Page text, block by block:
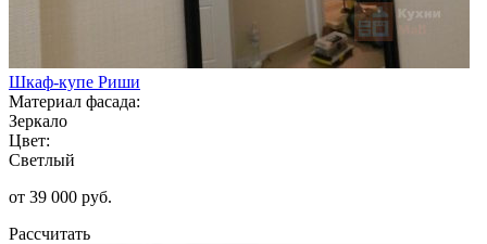
Шкаф-купе Риши
Материал фасада:
Зеркало
Цвет:
Светлый
от 39 000 руб.
Рассчитать